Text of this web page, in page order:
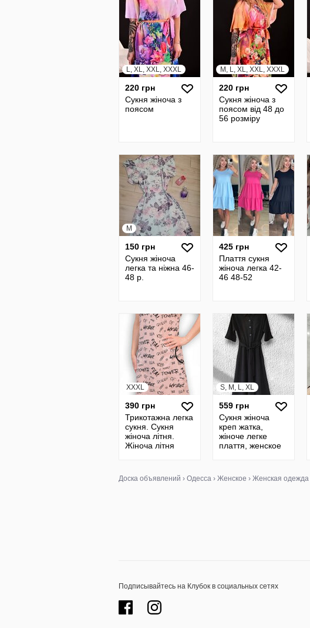
L, XL, XXL, XXXL
220 грн
Сукня жіноча з
поясом
M, L, XL, XXL, XXXL
220 грн
Сукня жіноча з
поясом від 48 до
56 розміру
M
150 грн
Сукня жіноча
легка та ніжна 46-
48 р.
425 грн
Плаття сукня
жіноча легка 42-
46 48-52
XXXL
390 грн
Трикотажна легка
сукня. Сукня
жіноча літня.
Жіноча літня
S, M, L, XL
559 грн
Сукня жіноча
креп жатка,
жіноче легке
плаття, женское
44/46, 48/50
Доска объявлений › Одесса › Женское › Женская одежда
Подписывайтесь на Клубок в социальных сетях